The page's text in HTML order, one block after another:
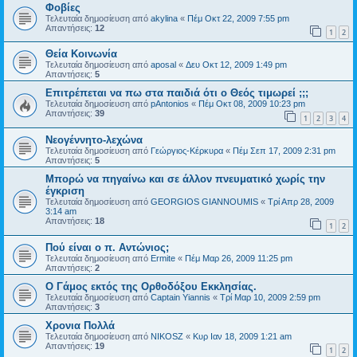
Φοβίες
Τελευταία δημοσίευση από akylina « Πέμ Οκτ 22, 2009 7:55 pm
Απαντήσεις: 12 1 2
Θεία Κοινωνία
Τελευταία δημοσίευση από aposal « Δευ Οκτ 12, 2009 1:49 pm
Απαντήσεις: 5
Επιτρέπεται να πω στα παιδιά ότι ο Θεός τιμωρεί ;;;
Τελευταία δημοσίευση από pAntonios « Πέμ Οκτ 08, 2009 10:23 pm
Απαντήσεις: 39 1 2 3 4
Νεογέννητο-λεχώνα
Τελευταία δημοσίευση από Γεώργιος-Κέρκυρα « Πέμ Σεπ 17, 2009 2:31 pm
Απαντήσεις: 5
Μπορώ να πηγαίνω και σε άλλον πνευματικό χωρίς την
έγκριση
Τελευταία δημοσίευση από GEORGIOS GIANNOUMIS « Τρί Απρ 28, 2009
3:14 am
Απαντήσεις: 18 1 2
Πού είναι ο π. Αντώνιος;
Τελευταία δημοσίευση από Ermite « Πέμ Μαρ 26, 2009 11:25 pm
Απαντήσεις: 2
Ο Γάμος εκτός της Ορθοδόξου Εκκλησίας.
Τελευταία δημοσίευση από Captain Yiannis « Τρί Μαρ 10, 2009 2:59 pm
Απαντήσεις: 3
Χρονια Πολλά
Τελευταία δημοσίευση από NIKOSZ « Κυρ Ιαν 18, 2009 1:21 am
Απαντήσεις: 19 1 2